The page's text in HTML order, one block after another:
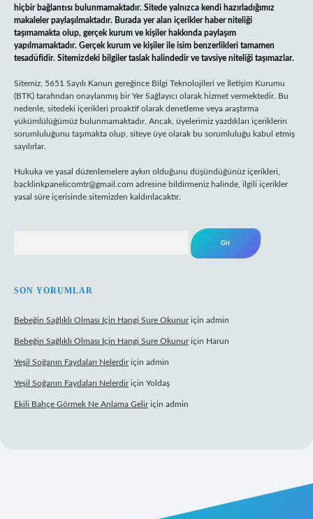
hiçbir bağlantısı bulunmamaktadır. Sitede yalnızca kendi hazırladığımız
makaleler paylaşılmaktadır. Burada yer alan içerikler haber niteliği
taşımamakta olup, gerçek kurum ve kişiler hakkında paylaşım
yapılmamaktadır. Gerçek kurum ve kişiler ile isim benzerlikleri tamamen
tesadüfidir. Sitemizdeki bilgiler taslak halindedir ve tavsiye niteliği taşımazlar.
Sitemiz, 5651 Sayılı Kanun gereğince Bilgi Teknolojileri ve İletişim Kurumu
(BTK) tarafından onaylanmış bir Yer Sağlayıcı olarak hizmet vermektedir. Bu
nedenle, sitedeki içerikleri proaktif olarak denetleme veya araştırma
yükümlülüğümüz bulunmamaktadır. Ancak, üyelerimiz yazdıkları içeriklerin
sorumluluğunu taşımakta olup, siteye üye olarak bu sorumluluğu kabul etmiş
sayılırlar.
Hukuka ve yasal düzenlemelere aykırı olduğunu düşündüğünüz içerikleri,
backlinkpanelicomtr@gmail.com adresine bildirmeniz halinde, ilgili içerikler
yasal süre içerisinde sitemizden kaldırılacaktır.
SON YORUMLAR
Bebeğin Sağlıklı Olması Için Hangi Sure Okunuriçin admin
Bebeğin Sağlıklı Olması Için Hangi Sure Okunuriçin Harun
Yeşil Soğanın Faydaları Nelerdiriçin admin
Yeşil Soğanın Faydaları Nelerdiriçin Yoldaş
Ekili Bahçe Görmek Ne Anlama Geliriçin admin